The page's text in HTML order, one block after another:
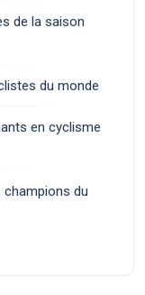
de la saison
du monde
en cyclisme
du